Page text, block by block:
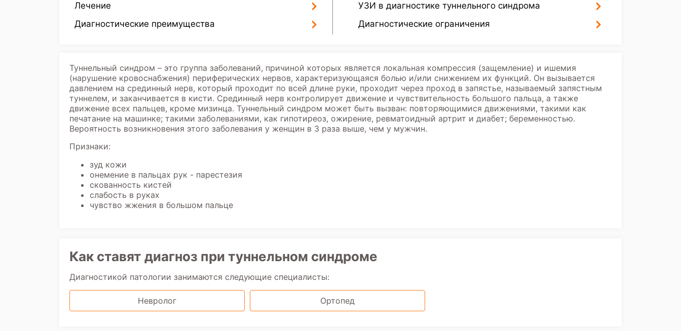
Лечение
Диагностические преимущества
УЗИ в диагностике туннельного синдрома
Диагностические ограничения
Туннельный синдром – это группа заболеваний, причиной которых является локальная компрессия (защемление) и ишемия
(нарушение кровоснабжения) периферических нервов, характеризующаяся болью и/или снижением их функций. Он вызывается
давлением на срединный нерв, который проходит по всей длине руки, проходит через проход в запястье, называемый запястным
туннелем, и заканчивается в кисти. Срединный нерв контролирует движение и чувствительность большого пальца, а также
движение всех пальцев, кроме мизинца. Туннельный синдром может быть вызван: повторяющимися движениями, такими как
печатание на машинке; такими заболеваниями, как гипотиреоз, ожирение, ревматоидный артрит и диабет; беременностью.
Вероятность возникновения этого заболевания у женщин в 3 раза выше, чем у мужчин.
Признаки:
зуд кожи
онемение в пальцах рук - парестезия
скованность кистей
слабость в руках
чувство жжения в большом пальце
Как ставят диагноз при туннельном синдроме
Диагностикой патологии занимаются следующие специалисты:
Невролог Ортопед